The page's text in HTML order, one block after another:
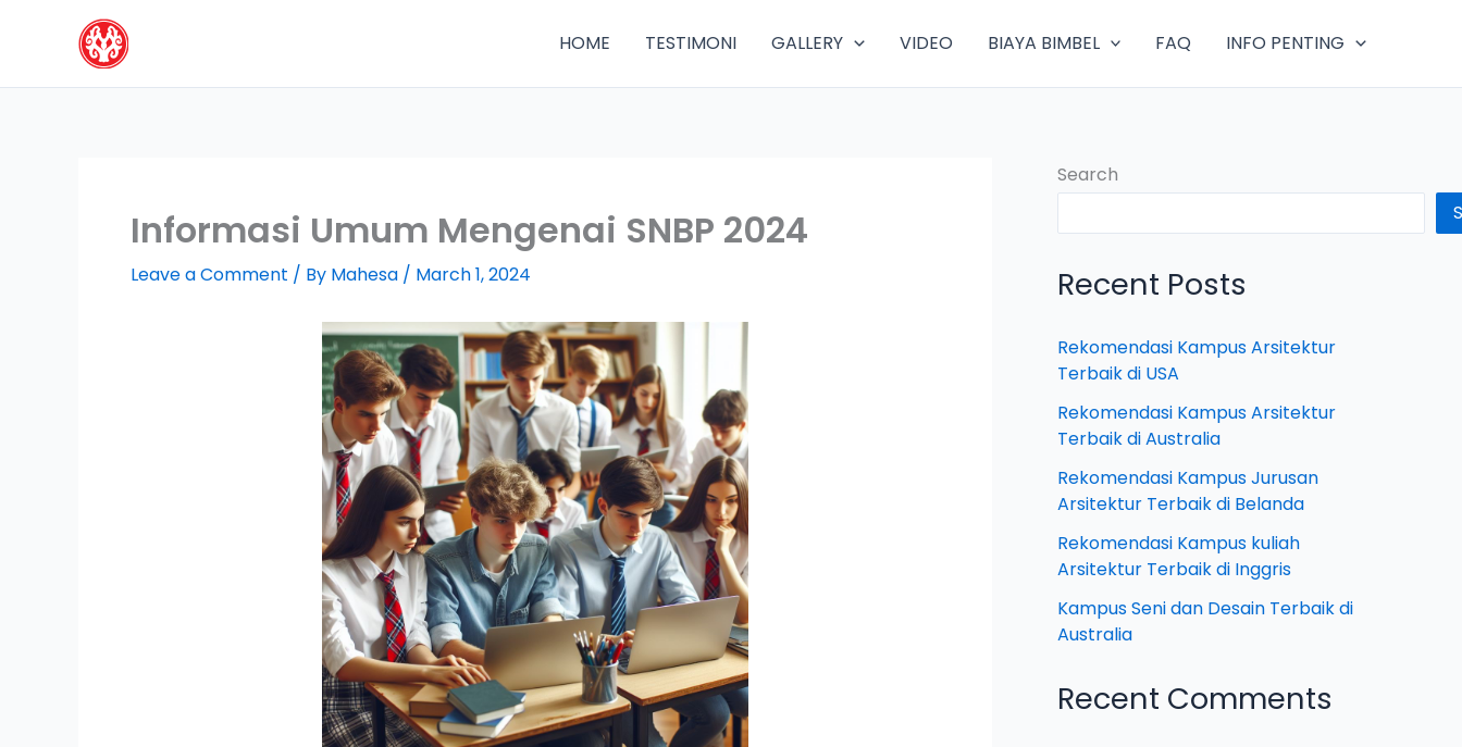
HOME TESTIMONI GALLERY VIDEO BIAYA BIMBEL FAQ INFO PENTING
Informasi Umum Mengenai SNBP 2024
Leave a Comment / By Mahesa / March 1, 2024
Search
Recent Posts
Rekomendasi Kampus Arsitektur
Terbaik di USA
Rekomendasi Kampus Arsitektur
Terbaik di Australia
Rekomendasi Kampus Jurusan
Arsitektur Terbaik di Belanda
Rekomendasi Kampus kuliah
Arsitektur Terbaik di Inggris
Kampus Seni dan Desain Terbaik di
Australia
Recent Comments